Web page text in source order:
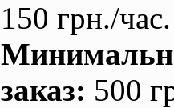
150 грн./час.
заказ: 500